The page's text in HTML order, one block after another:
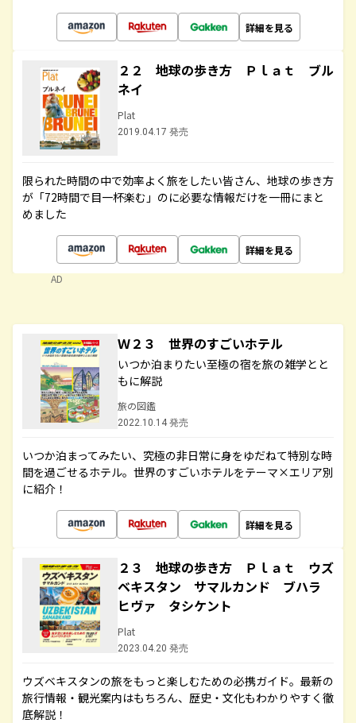
詳細を見る
２２ 地球の歩き方 Ｐｌａｔ ブル
ネイ
Plat
2019.04.17 発売
限られた時間の中で効率よく旅をしたい皆さん、地球の歩き方
が「72時間で目一杯楽む」のに必要な情報だけを一冊にまと
めました
詳細を見る
AD
Ｗ２３ 世界のすごいホテル
いつか泊まりたい至極の宿を旅の雑学とと
もに解説
旅の図鑑
2022.10.14 発売
いつか泊まってみたい、究極の非日常に身をゆだねて特別な時
間を過ごせるホテル。世界のすごいホテルをテーマ×エリア別
に紹介！
詳細を見る
２３ 地球の歩き方 Ｐｌａｔ ウズ
ベキスタン サマルカンド ブハラ
ヒヴァ タシケント
Plat
2023.04.20 発売
ウズベキスタンの旅をもっと楽しむための必携ガイド。最新の
旅行情報・観光案内はもちろん、歴史・文化もわかりやすく徹
底解説！